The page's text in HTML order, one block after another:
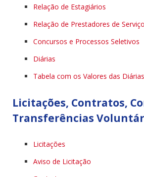
Relação de Estagiários
Relação de Prestadores de
Concursos e Processos Seletivos
Diárias
Tabela com os Valores das Diárias
Licitações, Contratos,
Transferências
Licitações
Aviso de Licitação